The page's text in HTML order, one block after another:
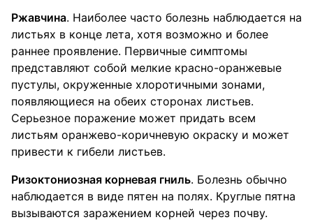
Ржавчина. Наиболее часто болезнь наблюдается на
листьях в конце лета, хотя возможно и более
раннее проявление. Первичные симптомы
представляют собой мелкие красно-оранжевые
пустулы, окруженные хлоротичными зонами,
появляющиеся на обеих сторонах листьев.
Серьезное поражение может придать всем
листьям оранжево-коричневую окраску и может
привести к гибели листьев.
Ризоктониозная корневая гниль. Болезнь обычно
наблюдается в виде пятен на полях. Круглые пятна
вызываются заражением корней через почву.